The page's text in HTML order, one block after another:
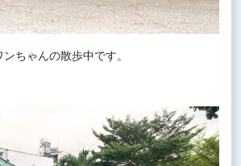
ンちゃんの散歩中です。